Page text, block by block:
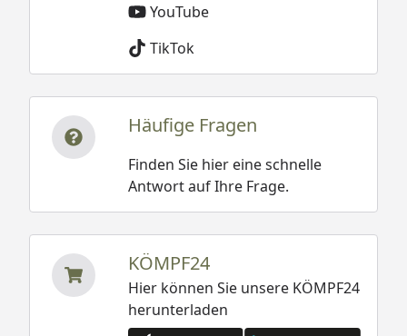
YouTube
TikTok
Häufige Fragen
Finden Sie hier eine schnelle
Antwort auf Ihre Frage.
KÖMPF24
Hier können Sie unsere KÖMPF24
herunterladen